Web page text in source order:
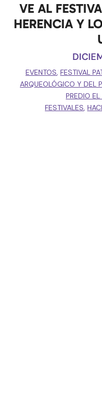
VE AL
HERENCIA Y
EVENTOS, FESTIVAL
ARQUEOLÓGICO Y DEL
PREDIO
FESTIVALES,